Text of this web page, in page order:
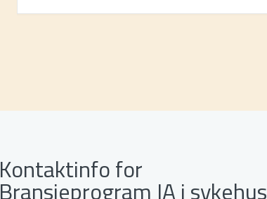
Kontaktinfo for
Bransjeprogram IA i sykehus